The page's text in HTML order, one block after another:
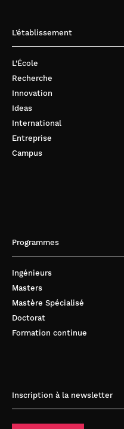
L’établissement
L’École
Recherche
Innovation
Ideas
International
Entreprise
Campus
Programmes
Ingénieurs
Masters
Mastère Spécialisé
Doctorat
Formation continue
Inscription à la newsletter